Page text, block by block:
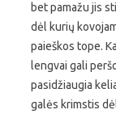
bet pamažu jis
dėl kurių
paieškos tope.
lengvai gali
pasidžiaugia
galės krimstis